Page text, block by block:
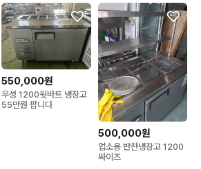
550,000원
우성 1200뒷바트 냉장고
55만원 팝니다
500,000원
업소용 반찬냉장고 1200
싸이즈